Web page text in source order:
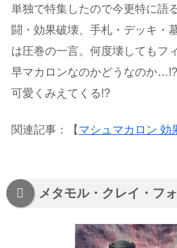
単独で特集したので今更特に語
闘・効果破壊、手札・デッキ・
は圧巻の一言。何度壊してもフ
早マカロンなのかどうなのか
可愛くみえてくる!?
関連記事：【 マシュマカロン 効
メタモル・クレイ・フ